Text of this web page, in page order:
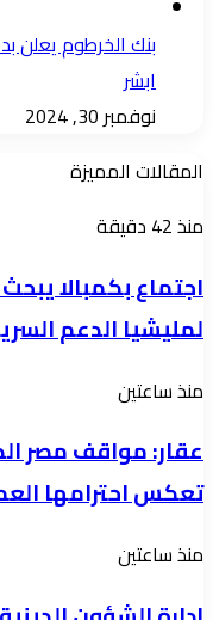
بنك الخرطوم يعلن
ابشر
نوفمبر 30, 2024
المقالات المميزة
اجتماع
يبحث
خلافات
الواجهة
الإعلامية
لمليشيا
الدعم
السريع
منذ 42 دقيقة
اجتماع بكمبالا
لمليشيا الدعم
عقار:
مصر
الداعمة
خلال
فترة
منذ ساعتين
عقار: مواقف مصر
تعكس احترامها
ادارة
منذ ساعتين